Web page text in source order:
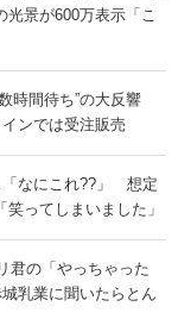
景が600万表示「こ
時間待ち”の大反響
ンでは受注販売
なにこれ??」 想定
ってしまいました」
の「やっちゃった
乳業に聞いたらとん